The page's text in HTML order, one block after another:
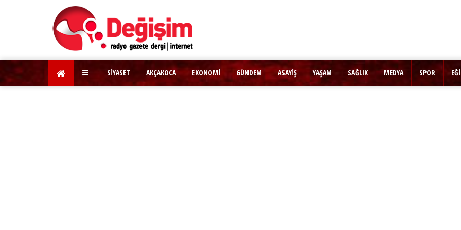
SİYASET AKÇAKOCA EKONOMİ GÜNDEM ASAYİŞ YAŞAM SAĞLIK MEDYA SPOR